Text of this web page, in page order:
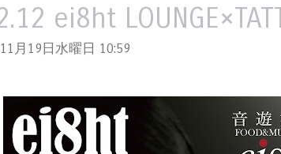
ei8ht
月19日水曜日 10:59